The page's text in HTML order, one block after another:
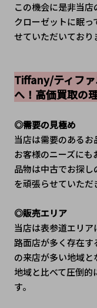
この機会に是非当店
クローゼットに眠っ
せていただいており
Tiffany/ティフ
へ！高価買取の
◎需要の見極め
当店は需要のあるお
お客様のニーズに
品物は中古でお探
を頑張らせていただ
◎販売エリア
当店は表参道エリ
路面店が多く存在
の来店が多い地域
地域と比べて圧倒
す。